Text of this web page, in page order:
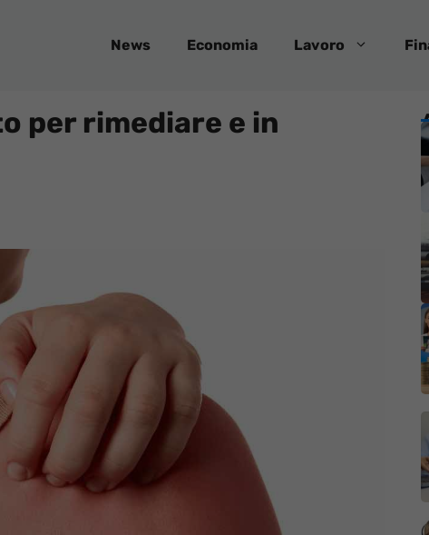
News Economia Lavoro
per rimediare e in